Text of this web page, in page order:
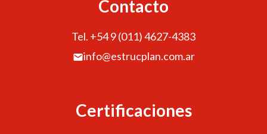
Contacto
Tel. +54 9 (011) 4627-4383
info@estrucplan.com.ar
Certificaciones